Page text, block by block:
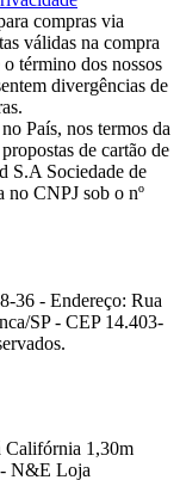
compras via
válidas na compra
término dos nossos
divergências de
País, nos termos da
de cartão de
S.A Sociedade de
no CNPJ sob o nº
36 - Endereço: Rua
SP - CEP 14.403-
Califórnia 1,30m
- N&E Loja